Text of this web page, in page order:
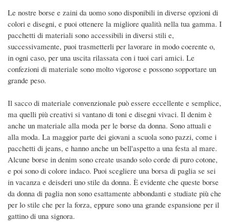
Le nostre borse e zaini da uomo sono disponibili in diverse opzioni di
colori e disegni, e puoi ottenere la migliore qualità nella tua gamma. I
pacchetti di materiali sono accessibili in diversi stili e,
successivamente, puoi trasmetterli per lavorare in modo coerente o,
in ogni caso, per una uscita rilassata con i tuoi cari amici. Le
confezioni di materiale sono molto vigorose e possono sopportare un
grande peso.
Il sacco di materiale convenzionale può essere eccellente e semplice,
ma quelli più creativi si vantano di toni e disegni vivaci. Il denim è
anche un materiale alla moda per le borse da donna. Sono attuali e
alla moda. La maggior parte dei giovani a scuola sono pazzi, come i
pacchetti di jeans, e hanno anche un bell'aspetto a una festa al mare.
Alcune borse in denim sono create usando solo corde di puro cotone,
e poi sono di colore indaco. Puoi scegliere una borsa di paglia se sei
in vacanza e deisderi uno stile da donna. È evidente che queste borse
da donna di paglia non sono esattamente abbondanti e studiate più che
per lo stile che per la forza, eppure sono una grande espansione per il
gattino di una signora.